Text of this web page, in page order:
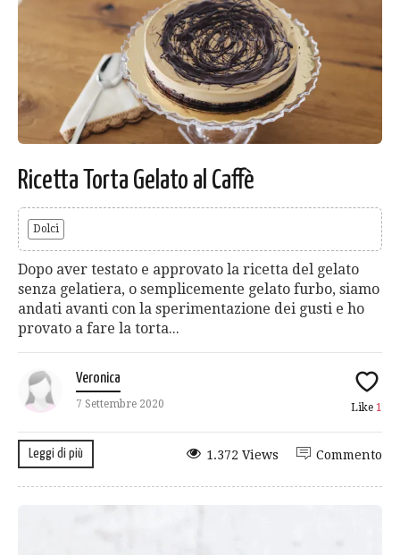
Ricetta Torta Gelato al Caffè
Dolci
Dopo aver testato e approvato la ricetta del gelato
senza gelatiera, o semplicemente gelato furbo, siamo
andati avanti con la sperimentazione dei gusti e ho
provato a fare la torta...
Veronica
7 Settembre 2020 Like 1
Leggi di più Commento
1.372 Views